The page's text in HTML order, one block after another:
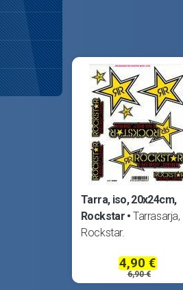
Tarra, iso, 20x24cm,
Rockstar
Tarrasarja,
Rockstar.
4,90 €
6,90 €